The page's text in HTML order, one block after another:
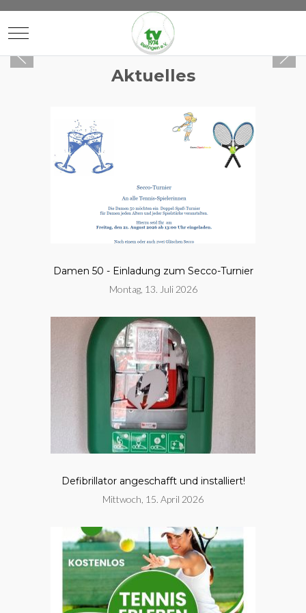
Mobile Menu Toggle
Aktuelles
Damen 50 - Einladung zum Secco-Turnier
Montag, 13. Juli 2026
Defibrillator angeschafft und installiert!
Mittwoch, 15. April 2026